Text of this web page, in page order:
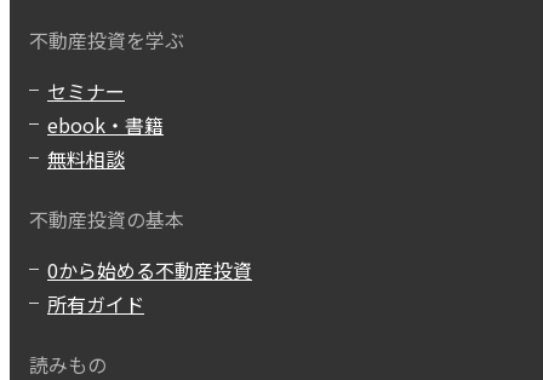
不動産投資を学ぶ
セミナー
ebook・書籍
無料相談
不動産投資の基本
0から始める不動産投資
所有ガイド
読みもの